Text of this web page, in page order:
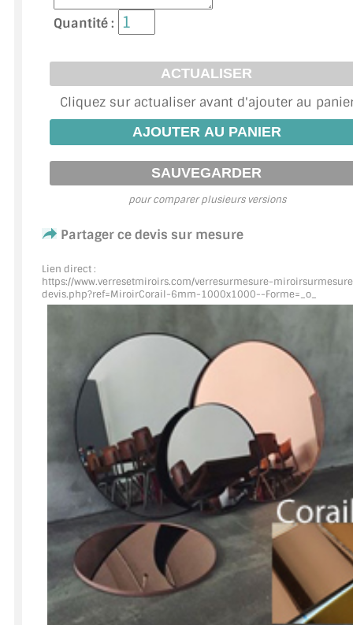
VERRE FEUILLETÉ/TREMPÉ
DALLE DE SOL EN VERRE
PORTE EN VERRE
GARDE CORPS EN VERRE
VERRIÈRE TYPE ATELIER
VERRES TEXTURÉS
PLEXIGLAS PMMA
DOUBLE VITRAGE
ACCESSOIRES & QUINCAILLERIE
CATALOGUE DE PROFILS ET FIXATION DU VERRE
LES FIXATIONS POUR MIROIR
LES PROFILS PAROI DE VERRE
VITRINE EN VERRE
CONNECTEURS ET ASSEMBLAGE DE VERRES
PLATS ET CORNIÈRES
LES CHARNIÈRES DE PORTE EN VERRE
BOUTONS ET POIGNÉES
BARRES DE STABILISATION
Quantité :
Cliquez sur actualiser avant d'ajouter au
pour comparer plusieurs versions
Partager ce devis sur mesure
Lien direct :
https://www.verresetmiroirs.com/verresurmesure-
devis.php?ref=MiroirCorail-6mm-1000x1000--Forme=_o_